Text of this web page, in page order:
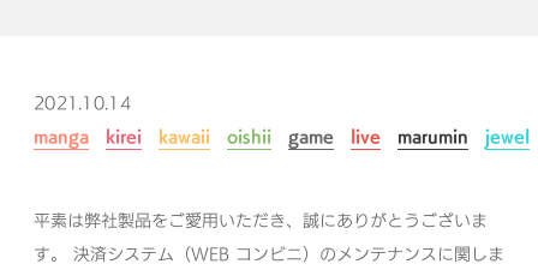
2021.10.14
manga
kirei kawaii oishii game live marumin jewel
平素は弊社製品をご愛用いただき、誠にありがとうございま
す。
決済システム（WEB コンビニ）のメンテナンスに関しま